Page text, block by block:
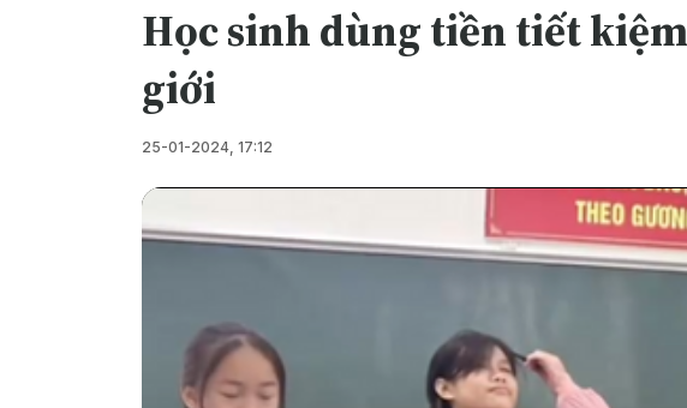
Học sinh dùng tiền tiết
giới
25-01-2024, 17:12